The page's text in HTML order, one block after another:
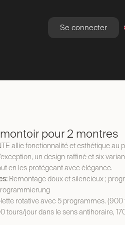
Se connecter
pour 2 montres
allie fonctionnalité et esthétique au
un design raffiné et six
en les protégeant avec élégance.
Remontage doux et silencieux ;
rotative avec 5 programmes.
tours/jour dans le sens antihoraire,